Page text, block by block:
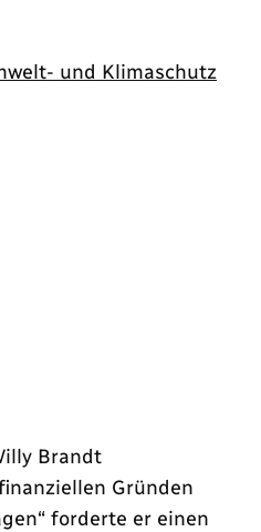
und Klimaschutz
Brandt
Gründen
forderte er einen